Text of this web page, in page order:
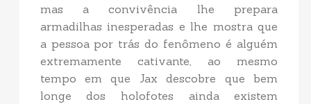
mas a convivência lhe prepara
armadilhas inesperadas e lhe mostra que
a pessoa por trás do fenômeno é alguém
extremamente cativante, ao mesmo
tempo em que Jax descobre que bem
longe dos holofotes ainda existem